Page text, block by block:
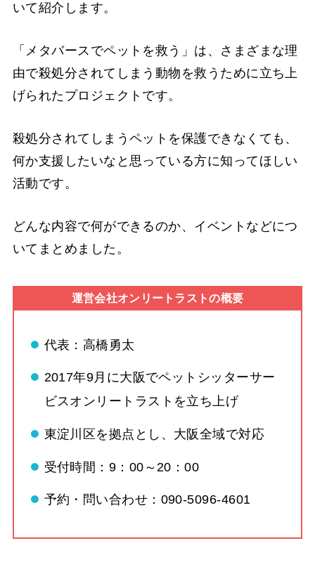
いて紹介します。
「メタバースでペットを救う」は、さまざまな理
由で殺処分されてしまう動物を救うために立ち上
げられたプロジェクトです。
殺処分されてしまうペットを保護できなくても、
何か支援したいなと思っている方に知ってほしい
活動です。
どんな内容で何ができるのか、イベントなどにつ
いてまとめました。
運営会社オンリートラストの概要
代表：高橋勇太
2017年9月に大阪でペットシッターサー
ビスオンリートラストを立ち上げ
東淀川区を拠点とし、大阪全域で対応
受付時間：9：00～20：00
予約・問い合わせ：090-5096-4601